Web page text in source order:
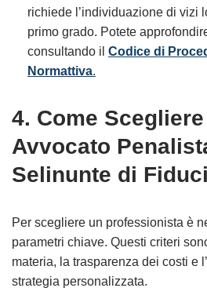
richiede l’individuazione di vizi
primo grado. Potete
consultando il Codice di
Normattiva.
4. Come
Avvocato
Selinunte di
Per scegliere un professionista è
parametri chiave. Questi criteri
materia, la trasparenza dei costi e
strategia personalizzata.